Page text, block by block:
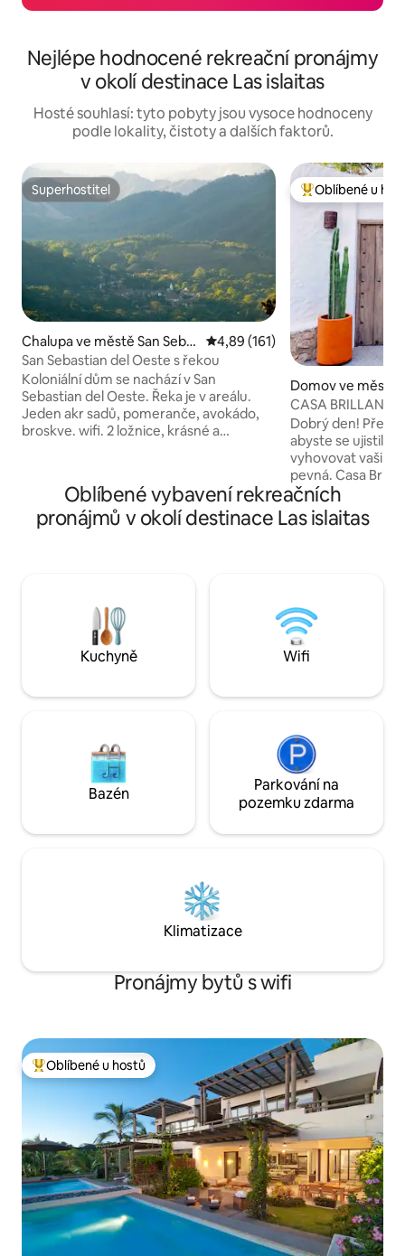
Nejlépe hodnocené rekreační pronájmy
v okolí destinace Las islaitas
Hosté souhlasí: tyto pobyty jsou vysoce hodnoceny
podle lokality, čistoty a dalších faktorů.
Superhostitel
Superhostitel
Chalupa ve městě San Seba
stian del Oeste
Průměrné hodnocení 4,89 z 5,
4,89 (161)
San Sebastian del Oeste s řekou
Koloniální dům se nachází v San
Sebastian del Oeste. Řeka je v areálu.
Jeden akr sadů, pomeranče, avokádo,
broskve. wifi. 2 ložnice, krásné a
architekta. Skvělý personál a úklidová
služba. San Sebastian del Oeste se
nachází v pohoří Sierra Madre, s velmi
privilegovanou vegetací a nádherným
Pueblo Magico. Krásné procházky po
řece, v koloniálním městě 1600 a v lese.
Skvělé místo na vaření, odpočinek,
procházku, psaní... a být velmi šťastný.
Nejlepší v
Oblíbené u
Domov ve městě
CASA
blok od náměstí
Dobrý den!
abyste se ujistili,
vyhovovat vašim
pevná. Casa Brillante je moderní a
elegantní dům ve
který se nachází
Střecha s
designu, který
detailům, což
luxusní atmosféru. *Večírky
nepovoleny.
Oblíbené vybavení rekreačních
pronájmů v okolí destinace Las islaitas
Kuchyně Wifi
Bazén
Parkování na
pozemku zdarma
Klimatizace
Pronájmy bytů s wifi
Nejlepší v kategorii Oblíbené u hostů
Oblíbené u hostů